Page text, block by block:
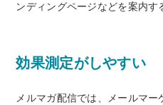
ンディングページなどを案内す
効果測定がしやすい
メルマガ配信では、メールマ